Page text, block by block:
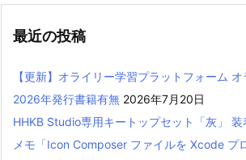
最近の投稿
【更新】オライリー学習プラットフォーム
2026年発行書籍有無 2026年7月20日
HHKB Studio専用キートップセット「灰」 装
メモ「Icon Composer ファイルを Xcode プ